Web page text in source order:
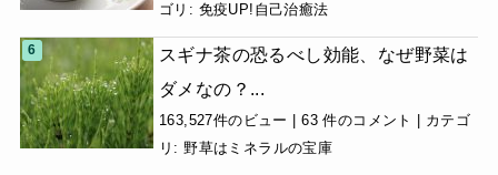
ゴリ: 免疫UP!自己治癒法
スギナ茶の恐るべし効能、なぜ野菜は
ダメなの？...
163,527件のビュー |63 件のコメント
カテゴ
リ:野草はミネラルの宝庫